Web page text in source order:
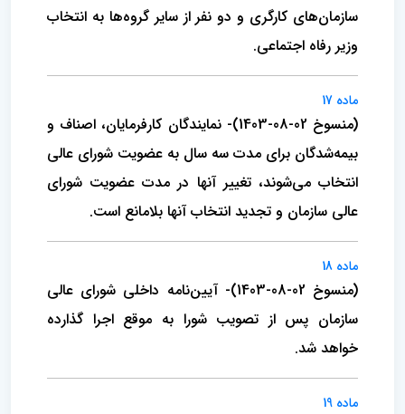
سازمان‌های کارگری و دو نفر از سایر گروه‌ها به انتخاب
وزیر رفاه اجتماعی.
ماده 17
(منسوخ 02-08-1403)- نمایندگان کارفرمایان، اصناف و
بیمه‌شدگان برای مدت سه سال به عضویت شورای عالی
انتخاب می‌شوند، تغییر آنها در مدت عضویت ‌شورای
عالی سازمان و تجدید انتخاب آنها بلامانع است.
ماده 18
(منسوخ 02-08-1403)- آیین‌نامه داخلی شورای عالی
سازمان پس از تصویب شورا به موقع اجرا گذارده
خواهد شد.
ماده 19